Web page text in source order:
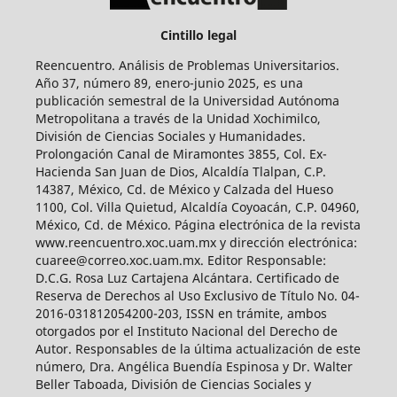
Cintillo legal
Reencuentro. Análisis de Problemas Universitarios.
Año 37, número 89, enero-junio 2025, es una
publicación semestral de la Universidad Autónoma
Metropolitana a través de la Unidad Xochimilco,
División de Ciencias Sociales y Humanidades.
Prolongación Canal de Miramontes 3855, Col. Ex-
Hacienda San Juan de Dios, Alcaldía Tlalpan, C.P.
14387, México, Cd. de México y Calzada del Hueso
1100, Col. Villa Quietud, Alcaldía Coyoacán, C.P. 04960,
México, Cd. de México. Página electrónica de la revista
www.reencuentro.xoc.uam.mx y dirección electrónica:
cuaree@correo.xoc.uam.mx. Editor Responsable:
D.C.G. Rosa Luz Cartajena Alcántara. Certificado de
Reserva de Derechos al Uso Exclusivo de Título No. 04-
2016-031812054200-203, ISSN en trámite, ambos
otorgados por el Instituto Nacional del Derecho de
Autor. Responsables de la última actualización de este
número, Dra. Angélica Buendía Espinosa y Dr. Walter
Beller Taboada, División de Ciencias Sociales y